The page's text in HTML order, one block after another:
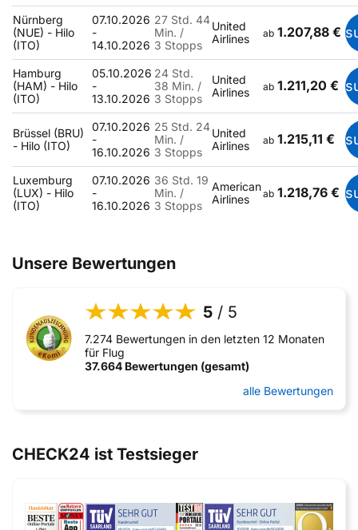
Nürnberg
(NUE) - Hilo
(ITO)
07.10.2026
-
14.10.2026
27 Std. 44
Min. /
3 Stopps
United
Airlines
ab 1.207,88 €
Hamburg
(HAM) - Hilo
(ITO)
05.10.2026
-
13.10.2026
24 Std.
38 Min. /
3 Stopps
United
Airlines
ab 1.211,20 €
Brüssel (BRU)
- Hilo (ITO)
07.10.2026
-
16.10.2026
25 Std. 24
Min. /
3 Stopps
United
Airlines
ab 1.215,11 €
Luxemburg
(LUX) - Hilo
(ITO)
07.10.2026
-
16.10.2026
36 Std. 19
Min. /
3 Stopps
American
Airlines
ab 1.218,76 €
Unsere Bewertungen
5 / 5
7.274 Bewertungen in den letzten 12 Monaten
für Flug
37.664 Bewertungen (gesamt)
alle Bewertungen
CHECK24 ist Testsieger